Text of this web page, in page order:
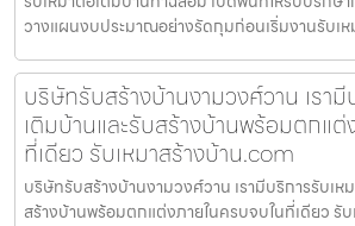
วางแผนงบประมาณอย่างรัดกุมก่อนเริ่มงานรับเห
บริษัทรับสร้างบ้านงามวงศ์วาน เรา
เติมบ้านและรับสร้างบ้านพร้อมตกแต่
ที่เดียว รับเหมาสร้างบ้าน.com
บริษัทรับสร้างบ้านงามวงศ์วาน เรามีบริการรับเห
สร้างบ้านพร้อมตกแต่งภายในครบจบในที่เดียว รับ